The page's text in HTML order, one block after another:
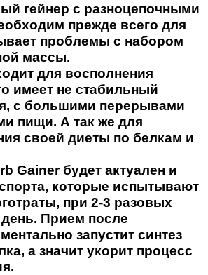
гейнер с разноцепочными
прежде всего для
проблемы с набором
массы.
для восполнения
имеет не стабильный
с большими перерывами
пищи. А так же для
своей диеты по белкам и
Gainer будет актуален и
которые испытывают
при 2-3 разовых
Прием после
запустит синтез
а значит укорит процесс